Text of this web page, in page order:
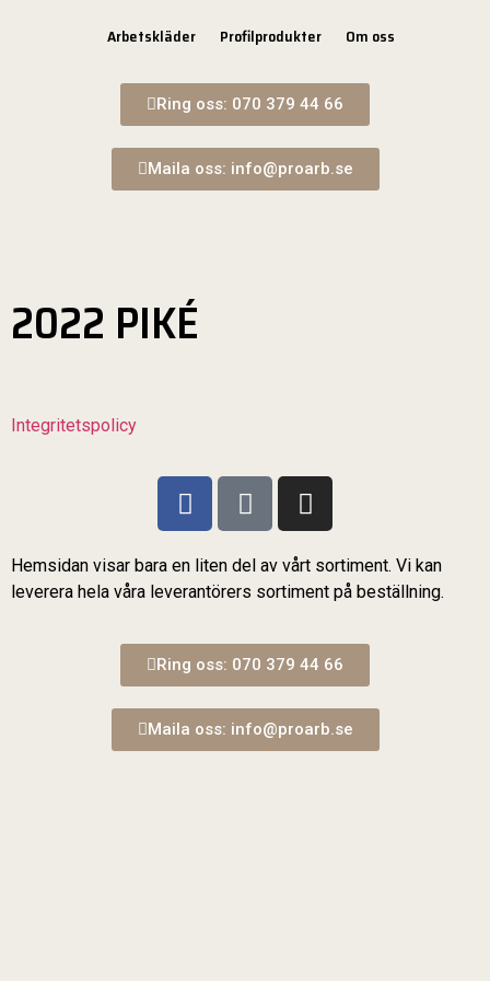
Arbetskläder Profilprodukter Om oss
Ring oss: 070 379 44 66
Maila oss: info@proarb.se
2022 PIKÉ
Integritetspolicy
Hemsidan visar bara en liten del av vårt sortiment. Vi kan
leverera hela våra leverantörers sortiment på beställning.
Ring oss: 070 379 44 66
Maila oss: info@proarb.se